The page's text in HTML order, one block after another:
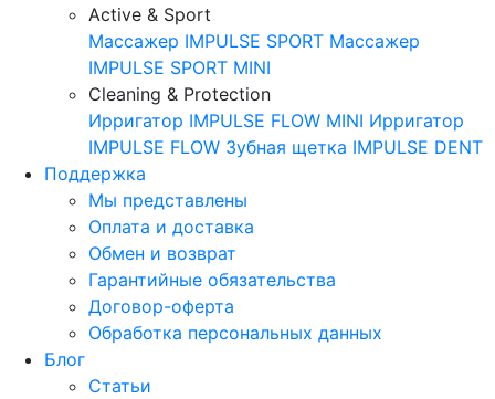
Active & Sport
Массажер IMPULSE SPORT Массажер
IMPULSE SPORT MINI
Cleaning & Protection
Ирригатор IMPULSE FLOW MINI Ирригатор
IMPULSE FLOW Зубная щетка IMPULSE DENT
Поддержка
Мы представлены
Оплата и доставка
Обмен и возврат
Гарантийные обязательства
Договор-оферта
Обработка персональных данных
Блог
Статьи